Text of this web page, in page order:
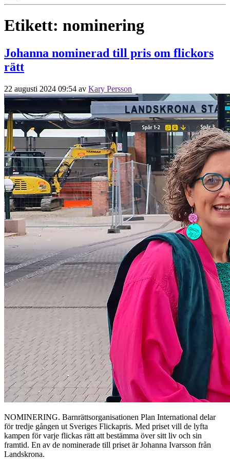
Etikett: nominering
Johanna nominerad till pris om flickors
rätt
22 augusti 2024 09:54 av Kary Persson
NOMINERING. Barnrättsorganisationen Plan International delar
för tredje gången ut Sveriges Flickapris. Med priset vill de lyfta
kampen för varje flickas rätt att bestämma över sitt liv och sin
framtid. En av de nominerade till priset är Johanna Ivarsson från
Landskrona.